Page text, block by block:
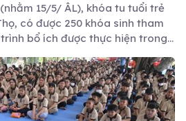
15/5/ ÂL), khóa tu tuổi trẻ
có được 250 khóa sinh tham
bổ ích được thực hiện trong